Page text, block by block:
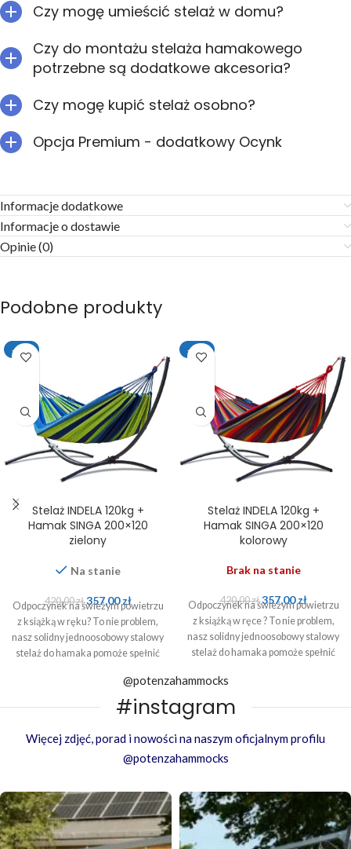
Czy mogę umieścić stelaż w domu?
Czy do montażu stelaża hamakowego
potrzebne są dodatkowe akcesoria?
Czy mogę kupić stelaż osobno?
Opcja Premium - dodatkowy Ocynk
Informacje dodatkowe
Informacje o dostawie
Opinie (0)
Podobne produkty
-15%
Stelaż INDELA 120kg +
Hamak SINGA 200×120
zielony
Na stanie
420,00zł 357,00zł
Odpoczynek na świeżym powietrzu
z książką w ręku? To nie problem,
nasz solidny jednoosobowy stalowy
stelaż do hamaka pomoże spełnić
-15%
Stelaż INDELA 120kg +
Hamak SINGA 200×120
kolorowy
Brak na stanie
420,00zł 357,00zł
Odpoczynek na świeżym powietrzu
z książką w ręce ? To nie problem,
nasz solidny jednoosobowy stalowy
stelaż do hamaka pomoże spełnić
@potenzahammocks
#instagram
Więcej zdjęć, porad i nowości na naszym oficjalnym profilu
@potenzahammocks